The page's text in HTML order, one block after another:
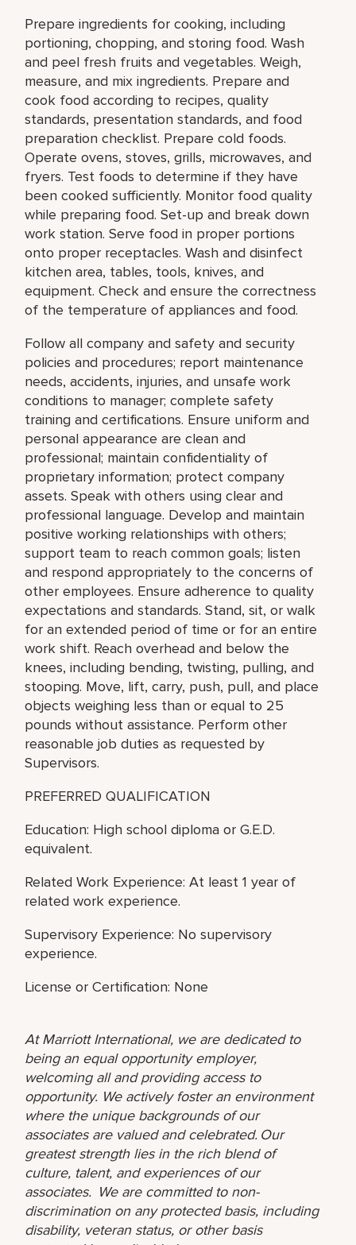
Prepare ingredients for cooking, including
portioning, chopping, and storing food. Wash
and peel fresh fruits and vegetables. Weigh,
measure, and mix ingredients. Prepare and
cook food according to recipes, quality
standards, presentation standards, and food
preparation checklist. Prepare cold foods.
Operate ovens, stoves, grills, microwaves, and
fryers. Test foods to determine if they have
been cooked sufficiently. Monitor food quality
while preparing food. Set-up and break down
work station. Serve food in proper portions
onto proper receptacles. Wash and disinfect
kitchen area, tables, tools, knives, and
equipment. Check and ensure the correctness
of the temperature of appliances and food.
Follow all company and safety and security
policies and procedures; report maintenance
needs, accidents, injuries, and unsafe work
conditions to manager; complete safety
training and certifications. Ensure uniform and
personal appearance are clean and
professional; maintain confidentiality of
proprietary information; protect company
assets. Speak with others using clear and
professional language. Develop and maintain
positive working relationships with others;
support team to reach common goals; listen
and respond appropriately to the concerns of
other employees. Ensure adherence to quality
expectations and standards. Stand, sit, or walk
for an extended period of time or for an entire
work shift. Reach overhead and below the
knees, including bending, twisting, pulling, and
stooping. Move, lift, carry, push, pull, and place
objects weighing less than or equal to 25
pounds without assistance. Perform other
reasonable job duties as requested by
Supervisors.
PREFERRED QUALIFICATION
Education: High school diploma or G.E.D.
equivalent.
Related Work Experience: At least 1 year of
related work experience.
Supervisory Experience: No supervisory
experience.
License or Certification: None
At Marriott International, we are dedicated to
being an equal opportunity employer,
welcoming all and providing access to
opportunity. We actively foster an environment
where the unique backgrounds of our
associates are valued and celebrated. Our
greatest strength lies in the rich blend of
culture, talent, and experiences of our
associates. We are committed to non-
discrimination on any protected basis, including
disability, veteran status, or other basis